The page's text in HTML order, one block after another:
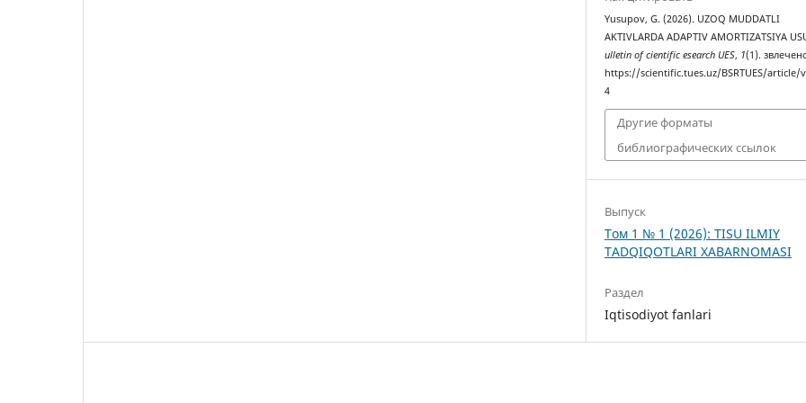
Yusupov, G. (2026). UZOQ MUDDATLI
AKTIVLARDA ADAPTIV AMORTIZATSIYA
ulletin of cientific esearch UES, 1(1).
https://scientific.tues.uz/BSRTUES/article/
4
Другие форматы
библиографических ссылок
Выпуск
Том 1 № 1 (2026): TISU ILMIY
TADQIQOTLARI XABARNOMASI
Раздел
Iqtisodiyot fanlari